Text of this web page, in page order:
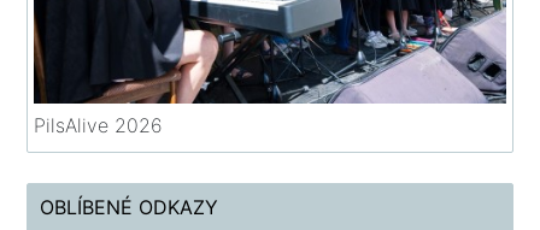
PilsAlive 2026
OBLÍBENÉ ODKAZY